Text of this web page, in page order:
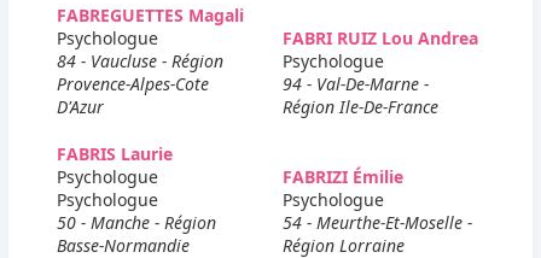
FABREGUETTES Magali
Psychologue
84 - Vaucluse - Région
Provence-Alpes-Cote
D'Azur
FABRI RUIZ Lou Andrea
Psychologue
94 - Val-De-Marne -
Région Ile-De-France
FABRIS Laurie
Psychologue
Psychologue
50 - Manche - Région
Basse-Normandie
FABRIZI Émilie
Psychologue
54 - Meurthe-Et-Moselle -
Région Lorraine